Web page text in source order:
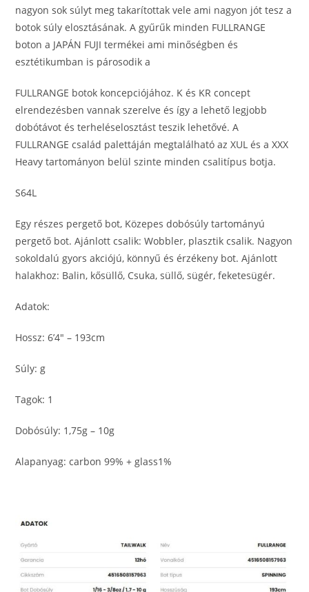
nagyon sok súlyt meg takarítottak vele ami nagyon jót tesz a
botok súly elosztásának. A gyűrűk minden FULLRANGE
boton a JAPÁN FUJI termékei ami minőségben és
esztétikumban is párosodik a
FULLRANGE botok koncepciójához. K és KR concept
elrendezésben vannak szerelve és így a lehető legjobb
dobótávot és terheléselosztást teszik lehetővé. A
FULLRANGE család palettáján megtalálható az XUL és a XXX
Heavy tartományon belül szinte minden csalitípus botja.
S64L
Egy részes pergető bot, Közepes dobósúly tartományú
pergető bot. Ajánlott csalik: Wobbler, plasztik csalik. Nagyon
sokoldalú gyors akciójú, könnyű és érzékeny bot. Ajánlott
halakhoz: Balin, kősüllő, Csuka, süllő, sügér, feketesügér.
Adatok:
Hossz: 6’4″ – 193cm
Súly: g
Tagok: 1
Dobósúly: 1,75g – 10g
Alapanyag: carbon 99% + glass1%